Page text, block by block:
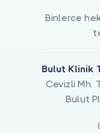
Binlerce
Bulut Klinik
Cevizli Mh.
Bulut